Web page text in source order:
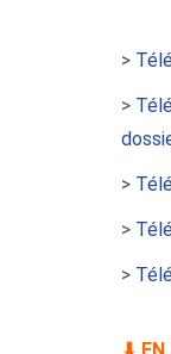
>
>
>
>
>